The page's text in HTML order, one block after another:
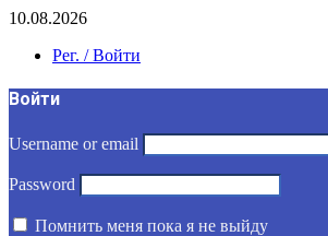
10.08.2026
Рег. / Войти
Войти
Username or email
Password
Помнить меня пока я не выйду